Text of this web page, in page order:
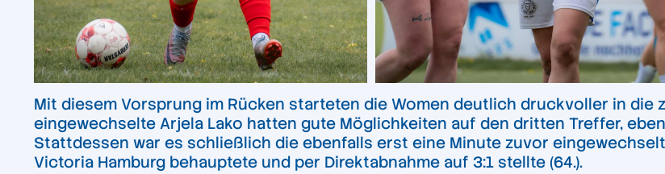
Mit diesem Vorsprung im Rücken starteten die Women deutlich druckvoller in die
eingewechselte Arjela Lako hatten gute Möglichkeiten auf den dritten Treffer,
Stattdessen war es schließlich die ebenfalls erst eine Minute zuvor
Victoria Hamburg behauptete und per Direktabnahme auf 3:1 stellte (64.).